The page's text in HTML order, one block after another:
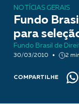
NOTÍCIAS GERAIS
Fundo
para
Fundo Brasil de
30/03/2010 2
COMPARTILHE